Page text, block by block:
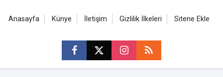
Anasayfa Künye İletişim Gizlilik İlkeleri Sitene Ekle